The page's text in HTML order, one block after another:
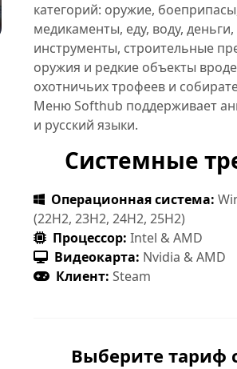
категорий: оружие,
медикаменты, еду, воду,
инструменты, строительные
оружия и редкие объекты
охотничьих трофеев и
Меню Softhub поддерживает
и русский языки.
Системные
Операционная система:
(22H2, 23H2, 24H2, 25H2)
Процессор: Intel & AMD
Видеокарта: Nvidia & AMD
Клиент: Steam
Выберите